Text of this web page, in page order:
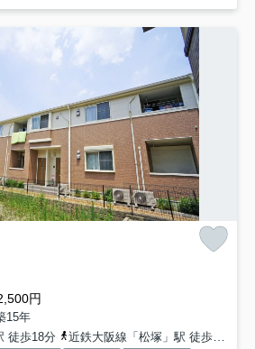
円
15年
徒歩18分
近鉄大阪線「松塚」駅 徒歩22分